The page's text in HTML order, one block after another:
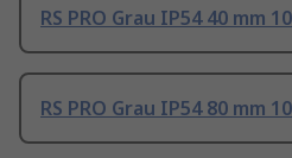
RS PRO Grau IP54 40 mm
RS PRO Grau IP54 80 mm